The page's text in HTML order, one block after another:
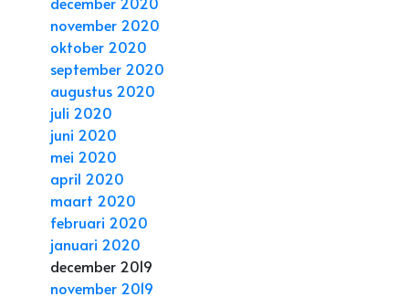
november 2020
oktober 2020
september 2020
augustus 2020
juli 2020
juni 2020
mei 2020
april 2020
maart 2020
februari 2020
januari 2020
december 2019
november 2019